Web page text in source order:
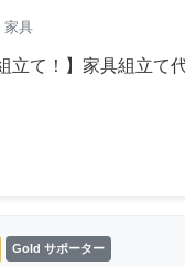
家具
立て！】家具組立て
Gold サポーター